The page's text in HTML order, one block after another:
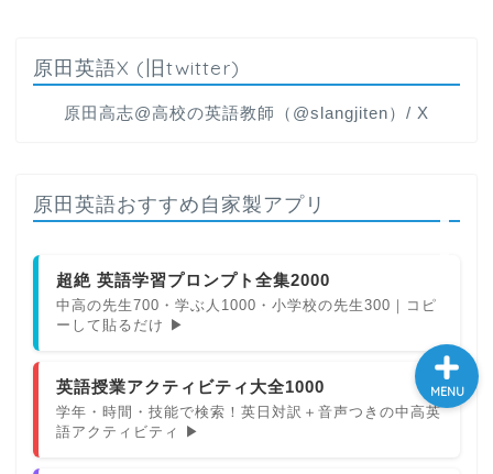
原田英語X (旧twitter)
原田高志@高校の英語教師（@slangjiten）/ X
原田英語おすすめ自家製アプリ
超絶 英語学習プロンプト全集2000
中高の先生700・学ぶ人1000・小学校の先生300｜コピ
ーして貼るだけ ▶
英語授業アクティビティ大全1000
学年・時間・技能で検索！英日対訳＋音声つきの中高英
語アクティビティ ▶
MENU
英語名言・格言・カッコい
い英語＆素敵な英文フレー
ズ集